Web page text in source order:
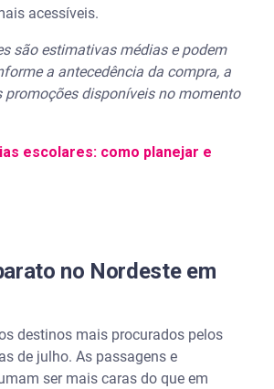
acessíveis.
são estimativas médias e podem
a antecedência da compra, a
promoções disponíveis no momento
escolares: como planejar e
no Nordeste em
destinos mais procurados pelos
de julho. As passagens e
ser mais caras do que em